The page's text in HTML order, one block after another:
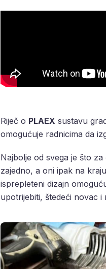
Riječ o PLAEX sustavu
omogućuje radnicima da
Najbolje od svega je što
zajedno, a oni ipak na
isprepleteni dizajn
upotrijebiti, štedeći novac i